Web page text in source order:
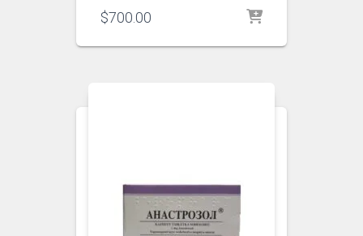
$700.00